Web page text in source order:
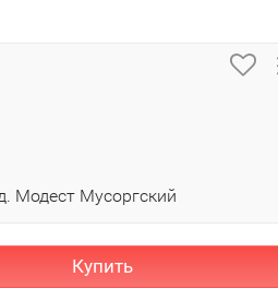
Модест Мусоргский
Купить